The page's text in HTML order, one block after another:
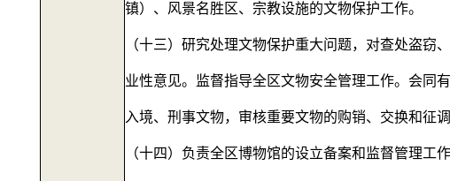
镇）、风景名胜区、宗教设施的文物保护工作。
（十三）研究处理文物保护重大问题，对查处盗窃
业性意见。监督指导全区文物安全管理工作。会同
入境、刑事文物，审核重要文物的购销、交换和征调
（十四）负责全区博物馆的设立备案和监督管理工